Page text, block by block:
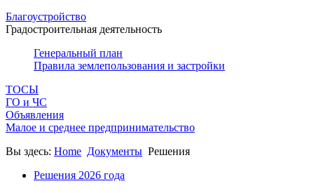
Благоустройство
Градостроительная деятельность
Генеральный план
Правила землепользования и застройки
ТОСЫ
ГО и ЧС
Объявления
Малое и среднее предпринимательство
Вы здесь: Home Документы Решения
Решения 2026 года